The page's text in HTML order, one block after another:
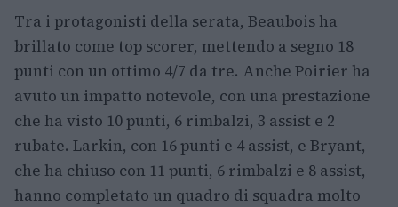
Tra i protagonisti della serata, Beaubois ha
brillato come top scorer, mettendo a segno 18
punti con un ottimo 4/7 da tre. Anche Poirier ha
avuto un impatto notevole, con una prestazione
che ha visto 10 punti, 6 rimbalzi, 3 assist e 2
rubate. Larkin, con 16 punti e 4 assist, e Bryant,
che ha chiuso con 11 punti, 6 rimbalzi e 8 assist,
hanno completato un quadro di squadra molto